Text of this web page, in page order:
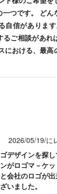
つです。 どん
自信がありま
ご相談があれ
における、最
2026/05/19/に
デザインを探
がロゴマ－ケ
会社のロゴが
いました。